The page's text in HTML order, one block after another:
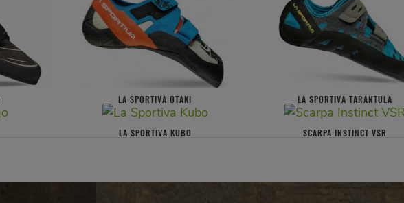
LA SPORTIVA OTAKI LA SPORTIVA TARANTULA
LA SPORTIVA KUBO SCARPA INSTINCT VSR